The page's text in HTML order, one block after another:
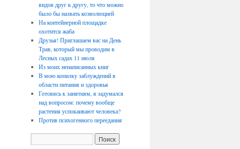
видов друг к другу, то что можно
было бы назвать коэволюцией
На контейнерной площадке
охотится жаба
Друзья! Приглашаем вас на День
Трав, который мы проводим в
Лесных садах 11 июля
Из моих ненаписанных книг
В мою копилку заблуждений в
области питания и здоровья
Готовясь к занятиям, я задумался
над вопросом: почему вообще
растения успокаивают человека?
Против психогенного переедания